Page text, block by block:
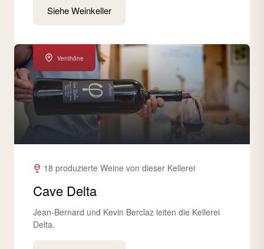
Siehe Weinkeller
Venthône
18 produzierte Weine von dieser Kellerei
Cave Delta
Jean-Bernard und Kevin Berclaz leiten die Kellerei
Delta.